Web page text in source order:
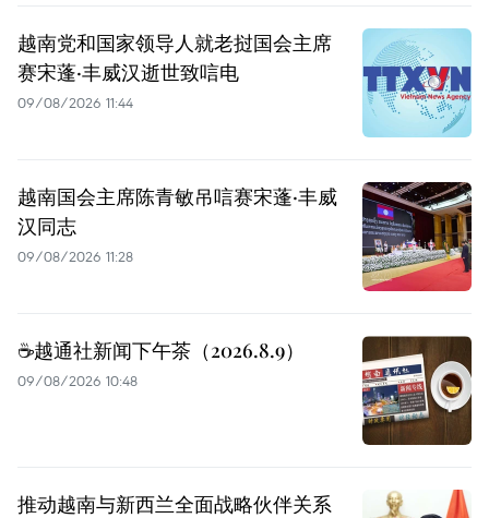
越南党和国家领导人就老挝国会主席
赛宋蓬·丰威汉逝世致唁电
09/08/2026 11:44
越南国会主席陈青敏吊唁赛宋蓬·丰威
汉同志
09/08/2026 11:28
☕️越通社新闻下午茶（2026.8.9）
09/08/2026 10:48
推动越南与新西兰全面战略伙伴关系